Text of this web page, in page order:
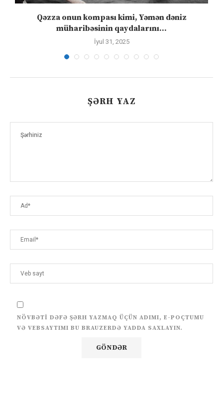
Qəzza onun kompası kimi, Yəmən dəniz
müharibəsinin qaydalarını...
İyul 31, 2025
ŞƏRH YAZ
NÖVBƏTI DƏFƏ ŞƏRH YAZMAQ ÜÇÜN ADIMI, E-POÇTUMU
VƏ VEBSAYTIMI BU BRAUZERDƏ YADDA SAXLAYIN.